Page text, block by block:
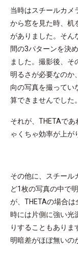
当時はスチールカメ
から窓を見た時、机
がありました。そん
間の3パターンを決
ました。撮影後、
明るさが必要なのか
向の写真を撮ってい
算できませんでした。
それが、THETAで
ゃくちゃ効率が上が
その他に、スチール
ど1枚の写真の中で
が、THETAの場合は
時には片側に強い光
りすることもあり
明暗差がほぼ無いの